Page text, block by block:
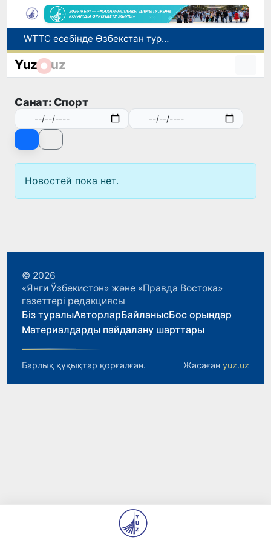
WTTC есебінде Өзбекстан туризмнің өсу қарқыны бойынша Орталық Азияда бірінші орынға шықты
Мүмкіндігі шектеулі талапкерлерге қабылдау емтихандарында қосымша уақыт беріледі
Жарты жылда Өзбекстанда қанша егіз сәби дүниеге келді?
Yuz uz
Санат: Спорт
Новостей пока нет.
© 2026
«Янги Ўзбекистон» және «Правда Востока»
газеттері редакциясы
Біз туралыАвторларБайланысБос орындар
Материалдарды пайдалану шарттары
Барлық құқықтар қорғалған. Жасаған yuz.uz